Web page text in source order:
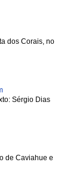
dos Corais, no
Sérgio Dias
de Caviahue e